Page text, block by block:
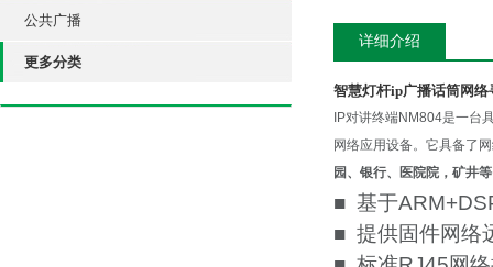
公共广播
更多分类
详细介绍
智慧灯杆ip广播话筒网
IP对讲终端NM804是一台
网络应用设备。它具备了
园、银行、医院院，矿井
■ 基于
■ 提供固件网络